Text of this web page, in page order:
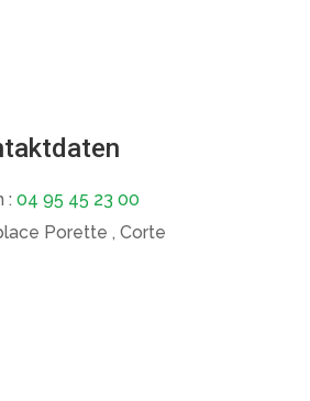
: 04 95 45 23 00
Porette , Corte